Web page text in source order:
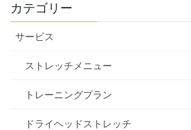
カテゴリー
サービス
ストレッチメニュー
トレーニングプラン
ドライヘッドストレッチ